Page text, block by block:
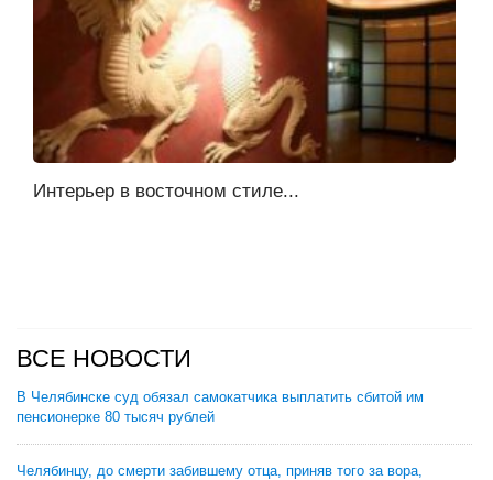
Интерьер в восточном стиле...
ВСЕ НОВОСТИ
В Челябинске суд обязал самокатчика выплатить сбитой им
пенсионерке 80 тысяч рублей
Челябинцу, до смерти забившему отца, приняв того за вора,